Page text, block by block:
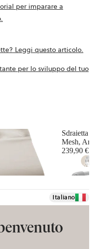
per imparare a
Leggi questo articolo.
per lo sviluppo del tuo
Sdraietta
Mesh,
239,90 €
Italiano